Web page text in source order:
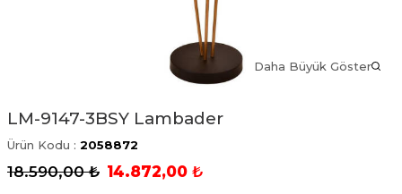
Daha Büyük Göster
LM-9147-3BSY Lambader
Ürün Kodu : 2058872
18.590,00₺ 14.872,00 ₺